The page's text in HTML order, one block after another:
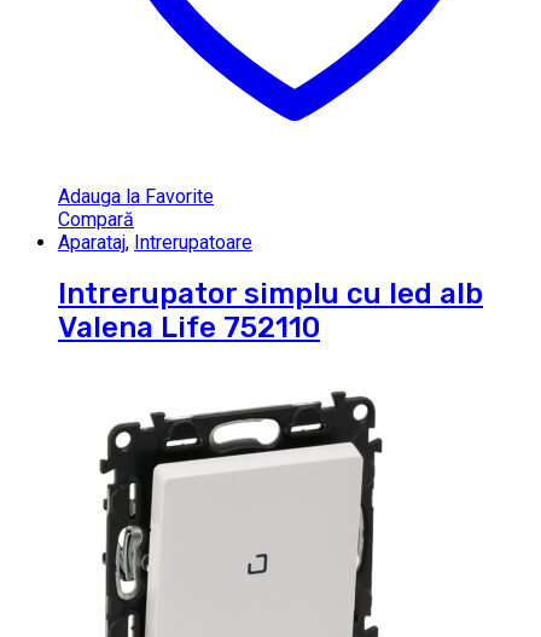
Adauga la Favorite
Compară
Aparataj, Intrerupatoare
Intrerupator simplu cu led alb
Valena Life 752110